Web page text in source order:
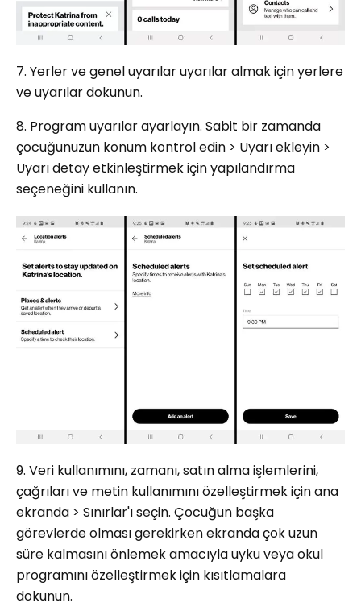
7. Yerler ve genel uyarılar uyarılar almak için yerlere
ve uyarılar dokunun.
8. Program uyarılar ayarlayın. Sabit bir zamanda
çocuğunuzun konum kontrol edin > Uyarı ekleyin >
Uyarı detay etkinleştirmek için yapılandırma
seçeneğini kullanın.
9. Veri kullanımını, zamanı, satın alma işlemlerini,
çağrıları ve metin kullanımını özelleştirmek için ana
ekranda > Sınırlar'ı seçin. Çocuğun başka
görevlerde olması gerekirken ekranda çok uzun
süre kalmasını önlemek amacıyla uyku veya okul
programını özelleştirmek için kısıtlamalara
dokunun.